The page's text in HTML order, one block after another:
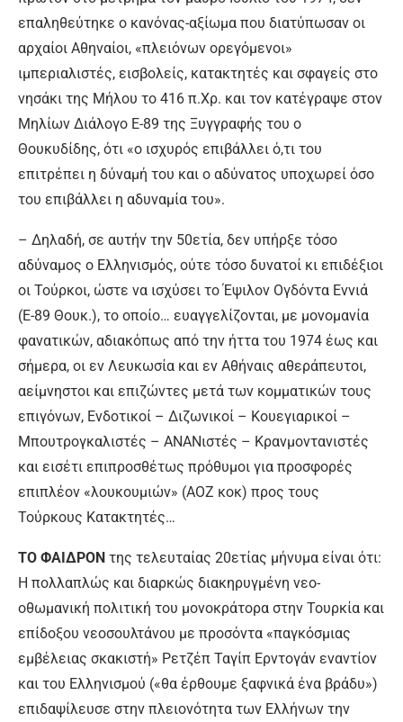
επαληθεύτηκε ο κανόνας-αξίωμα που διατύπωσαν οι
αρχαίοι Αθηναίοι, «πλειόνων ορεγόμενοι»
ιμπεριαλιστές, εισβολείς, κατακτητές και σφαγείς στο
νησάκι της Μήλου το 416 π.Χρ. και τον κατέγραψε στον
Μηλίων Διάλογο Ε-89 της Ξυγγραφής του ο
Θουκυδίδης, ότι «ο ισχυρός επιβάλλει ό,τι του
επιτρέπει η δύναμή του και ο αδύνατος υποχωρεί όσο
του επιβάλλει η αδυναμία του».
– Δηλαδή, σε αυτήν την 50ετία, δεν υπήρξε τόσο
αδύναμος ο Ελληνισμός, ούτε τόσο δυνατοί κι επιδέξιοι
οι Τούρκοι, ώστε να ισχύσει το Έψιλον Ογδόντα Εννιά
(Ε-89 Θουκ.), το οποίο… ευαγγελίζονται, με μονομανία
φανατικών, αδιακόπως από την ήττα του 1974 έως και
σήμερα, οι εν Λευκωσία και εν Αθήναις αθεράπευτοι,
αείμνηστοι και επιζώντες μετά των κομματικών τους
επιγόνων, Ενδοτικοί – Διζωνικοί – Κουεγιαρικοί –
Μπουτρογκαλιστές – ΑΝΑΝιστές – Κρανμοντανιστές
και εισέτι επιπροσθέτως πρόθυμοι για προσφορές
επιπλέον «λουκουμιών» (ΑΟΖ κοκ) προς τους
Τούρκους Κατακτητές…
ΤΟ ΦΑΙΔΡΟΝ της τελευταίας 20ετίας μήνυμα είναι ότι:
Η πολλαπλώς και διαρκώς διακηρυγμένη νεο-
οθωμανική πολιτική του μονοκράτορα στην Τουρκία και
επίδοξου νεοσουλτάνου με προσόντα «παγκόσμιας
εμβέλειας σκακιστή» Ρετζέπ Ταγίπ Ερντογάν εναντίον
και του Ελληνισμού («θα έρθουμε ξαφνικά ένα βράδυ»)
επιδαψίλευσε στην πλειονότητα των Ελλήνων την